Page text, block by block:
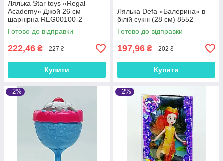
Лялька Star toys «Regal
Academy» Джой 26 см
шарнірна REG00100-2
Готово до відправки
222,46 ₴ 227 ₴
Купити
Лялька Defa «Балерина» в
білій сукні (28 см) 8552
Готово до відправки
197,96 ₴ 202 ₴
Купити
–2% –2%